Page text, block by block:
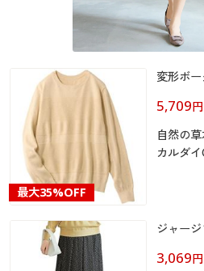
大きいサイズ メンズ
大きいサイズ 事務・制服
カタログ・チラシからのご注
デジタルカタログ
カタログ無料プレゼント
マイページ
大きいサイズ 事務・制服
カタログ・チラシからのご注文
デジタルカタログ
カタログ無料プレゼント
会員メニュー
マイページ
閲覧履歴
変形ボ
最大35%OFF
5,709円
自然の
カルダ
ジャー
3,069円